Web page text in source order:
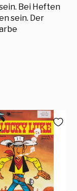
Bei Heften
sein. Der